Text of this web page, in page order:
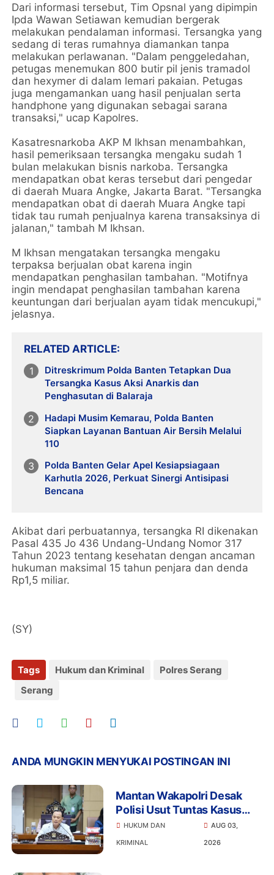
Dari informasi tersebut, Tim Opsnal yang dipimpin
Ipda Wawan Setiawan kemudian bergerak
melakukan pendalaman informasi. Tersangka yang
sedang di teras rumahnya diamankan tanpa
melakukan perlawanan. "Dalam penggeledahan,
petugas menemukan 800 butir pil jenis tramadol
dan hexymer di dalam lemari pakaian. Petugas
juga mengamankan uang hasil penjualan serta
handphone yang digunakan sebagai sarana
transaksi," ucap Kapolres.
Kasatresnarkoba AKP M Ikhsan menambahkan,
hasil pemeriksaan tersangka mengaku sudah 1
bulan melakukan bisnis narkoba. Tersangka
mendapatkan obat keras tersebut dari pengedar
di daerah Muara Angke, Jakarta Barat. "Tersangka
mendapatkan obat di daerah Muara Angke tapi
tidak tau rumah penjualnya karena transaksinya di
jalanan," tambah M Ikhsan.
M Ikhsan mengatakan tersangka mengaku
terpaksa berjualan obat karena ingin
mendapatkan penghasilan tambahan. "Motifnya
ingin mendapat penghasilan tambahan karena
keuntungan dari berjualan ayam tidak mencukupi,"
jelasnya.
RELATED ARTICLE
Ditreskrimum Polda Banten Tetapkan Dua
Tersangka Kasus Aksi Anarkis dan
Penghasutan di Balaraja
Hadapi Musim Kemarau, Polda Banten
Siapkan Layanan Bantuan Air Bersih Melalui
110
Polda Banten Gelar Apel Kesiapsiagaan
Karhutla 2026, Perkuat Sinergi Antisipasi
Bencana
Akibat dari perbuatannya, tersangka RI dikenakan
Pasal 435 Jo 436 Undang-Undang Nomor 317
Tahun 2023 tentang kesehatan dengan ancaman
hukuman maksimal 15 tahun penjara dan denda
Rp1,5 miliar.
(SY)
Tags Hukum dan Kriminal
Polres Serang
Serang
ANDA MUNGKIN MENYUKAI POSTINGAN INI
Mantan Wakapolri Desak
Polisi Usut Tuntas Kasus
Bigmo Ajak Anak di Bawah
Umur Promosikan Vape
HUKUM DAN
KRIMINAL
AUG 03,
2026